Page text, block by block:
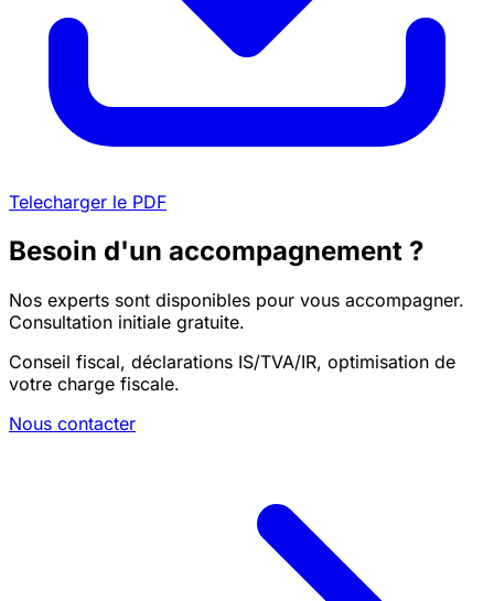
Telecharger le PDF
Besoin d'un accompagnement ?
Nos experts sont disponibles pour vous accompagner.
Consultation initiale gratuite.
Conseil fiscal, déclarations IS/TVA/IR, optimisation de
votre charge fiscale.
Nous contacter